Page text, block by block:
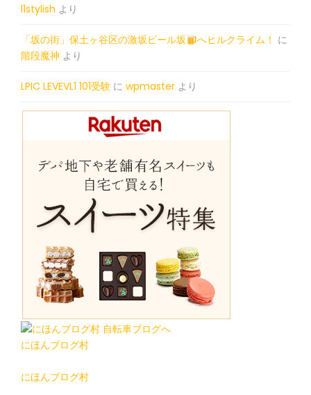
l1stylish より
「坂の街」保土ヶ谷区の激坂ビール坂 へヒルクライム！ に
階段魔神 より
LPIC LEVEVL1 101受験 に wpmaster より
にほんブログ村
にほんブログ村